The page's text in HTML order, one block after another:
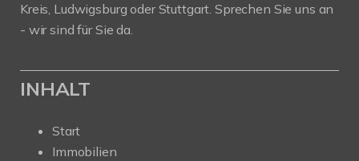
Kreis, Ludwigsburg oder Stuttgart. Sprechen Sie uns an
- wir sind für Sie da.
INHALT
Start
Immobilien